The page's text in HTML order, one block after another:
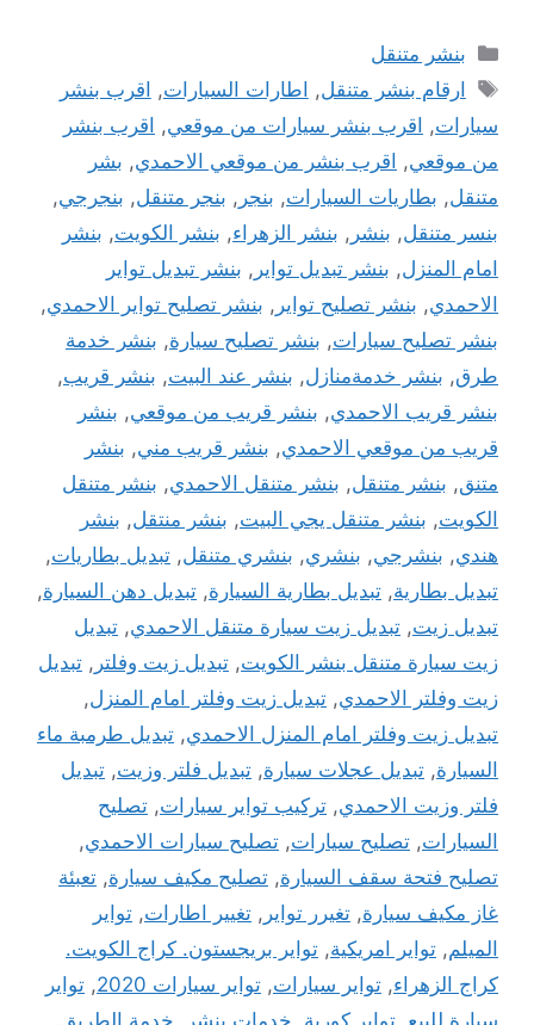
التصنيفات
بنشر متنقل
الوسوم
ارقام بنشر متنقل, اطارات السيارات, اقرب بنشر
سيارات, اقرب بنشر سيارات من موقعي, اقرب بنشر
من موقعي, اقرب بنشر من موقعي الاحمدي, بشر
متنقل, بطاريات السيارات, بنجر , بنجر متنقل, بنجرجي,
بنسر متنقل, بنشر , بنشر الزهراء, بنشر الكويت, بنشر
امام المنزل, بنشر تبديل تواير , بنشر تبديل تواير
الاحمدي, بنشر تصليح تواير , بنشر تصليح تواير الاحمدي,
بنشر تصليح سيارات, بنشر تصليح سيارة, بنشر خدمة
طرق, بنشر خدمةمنازل, بنشر عند البيت, بنشر قريب,
بنشر قريب الاحمدي, بنشر قريب من موقعي, بنشر
قريب من موقعي الاحمدي, بنشر قريب مني, بنشر
متنق, بنشر متنقل, بنشر متنقل الاحمدي, بنشر متنقل
الكويت, بنشر متنقل يجي البيت, بنشر منتقل, بنشر
هندي, بنشرجي, بنشري, بنشري متنقل, تبديل بطاريات,
تبديل بطارية, تبديل بطارية السيارة, تبديل دهن السيارة,
تبديل زيت, تبديل زيت سيارة متنقل الاحمدي, تبديل
زيت سيارة متنقل بنشر الكويت, تبديل زيت وفلتر , تبديل
زيت وفلتر الاحمدي, تبديل زيت وفلتر امام المنزل,
تبديل زيت وفلتر امام المنزل الاحمدي, تبديل طرمبة ماء
السيارة, تبديل عجلات سيارة, تبديل فلتر وزيت, تبديل
فلتر وزيت الاحمدي, تركيب تواير سيارات, تصليح
السيارات, تصليح سيارات, تصليح سيارات الاحمدي,
تصليح فتحة سقف السيارة, تصليح مكيف سيارة, تعبئة
غاز مكيف سيارة, تغيرر تواير , تغيير اطارات, تواير
الميلم, تواير امريكية, تواير بريجستون. كراج الكويت.
كراج الزهراء, تواير سيارات, تواير سيارات 2020 , تواير